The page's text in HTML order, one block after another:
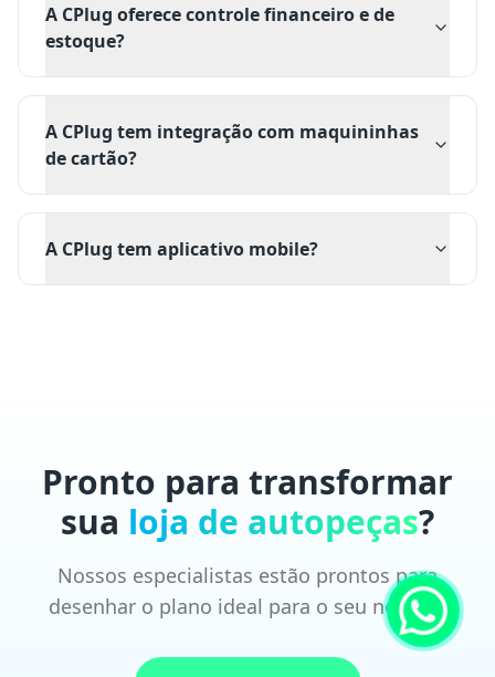
A CPlug oferece controle financeiro e de
estoque?
A CPlug tem integração com maquininhas
de cartão?
A CPlug tem aplicativo mobile?
Pronto para transformar
sua loja de autopeças?
Nossos especialistas estão prontos para
desenhar o plano ideal para o seu negócio